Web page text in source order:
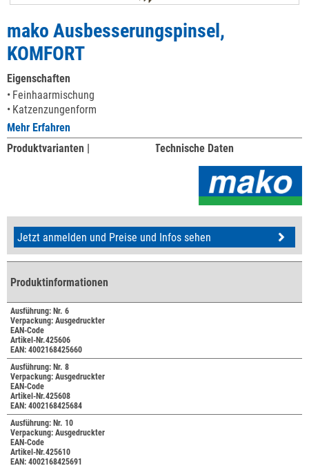
mako Ausbesserungspinsel,
KOMFORT
Eigenschaften
Feinhaarmischung
Katzenzungenform
Mehr Erfahren
Produktvarianten |
Technische Daten
Jetzt anmelden und Preise und Infos sehen
Produktinformationen
Ausführung: Nr. 6
Verpackung: Ausgedruckter
EAN-Code
Artikel-Nr.425606
EAN: 4002168425660
Ausführung: Nr. 8
Verpackung: Ausgedruckter
EAN-Code
Artikel-Nr.425608
EAN: 4002168425684
Ausführung: Nr. 10
Verpackung: Ausgedruckter
EAN-Code
Artikel-Nr.425610
EAN: 4002168425691